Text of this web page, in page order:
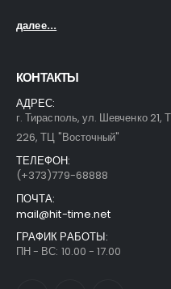
далее...
КОНТАКТЫ
АДРЕС:
г. Тирасполь, ул. Шевченко
226, ТЦ "Восточный"
ТЕЛЕФОН:
(+373)779-68888
ПОЧТА:
mail@hit-time.net
ГРАФИК РАБОТЫ:
ПН - ВС: 10.00 - 17.00